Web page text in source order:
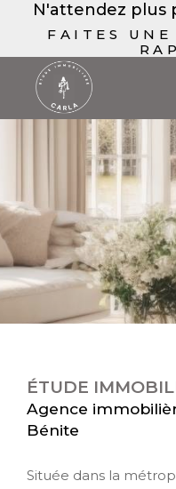
N'attendez plus
FAITES
ÉTUDE
Agence
Bénite
Située dans la